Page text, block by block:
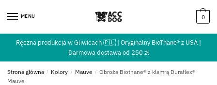
MENU 0
Ręczna produkcja w Gliwicach 🇵🇱 | Oryginalny BioThane® z USA |
Darmowa dostawa od 250 zł
Strona główna / Kolory / Mauve / Obroża Biothane® z klamrą Duraflex®
Mauve